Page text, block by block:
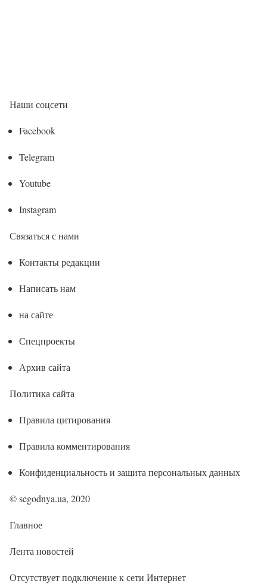
Наши соцсети
Facebook
Telegram
Youtube
Instagram
Связаться с нами
Контакты редакции
Написать нам
на сайте
Спецпроекты
Архив сайта
Политика сайта
Правила цитирования
Правила комментирования
Конфиденциальность и защита персональных данных
© segodnya.ua, 2020
Главное
Лента новостей
Отсутствует подключение к сети Интернет